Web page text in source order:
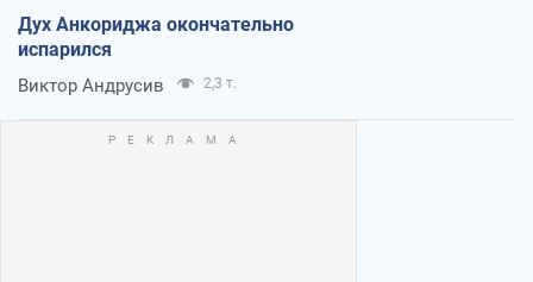
Дух Анкориджа окончательно
испарился
Виктор Андрусив 2,3 т.